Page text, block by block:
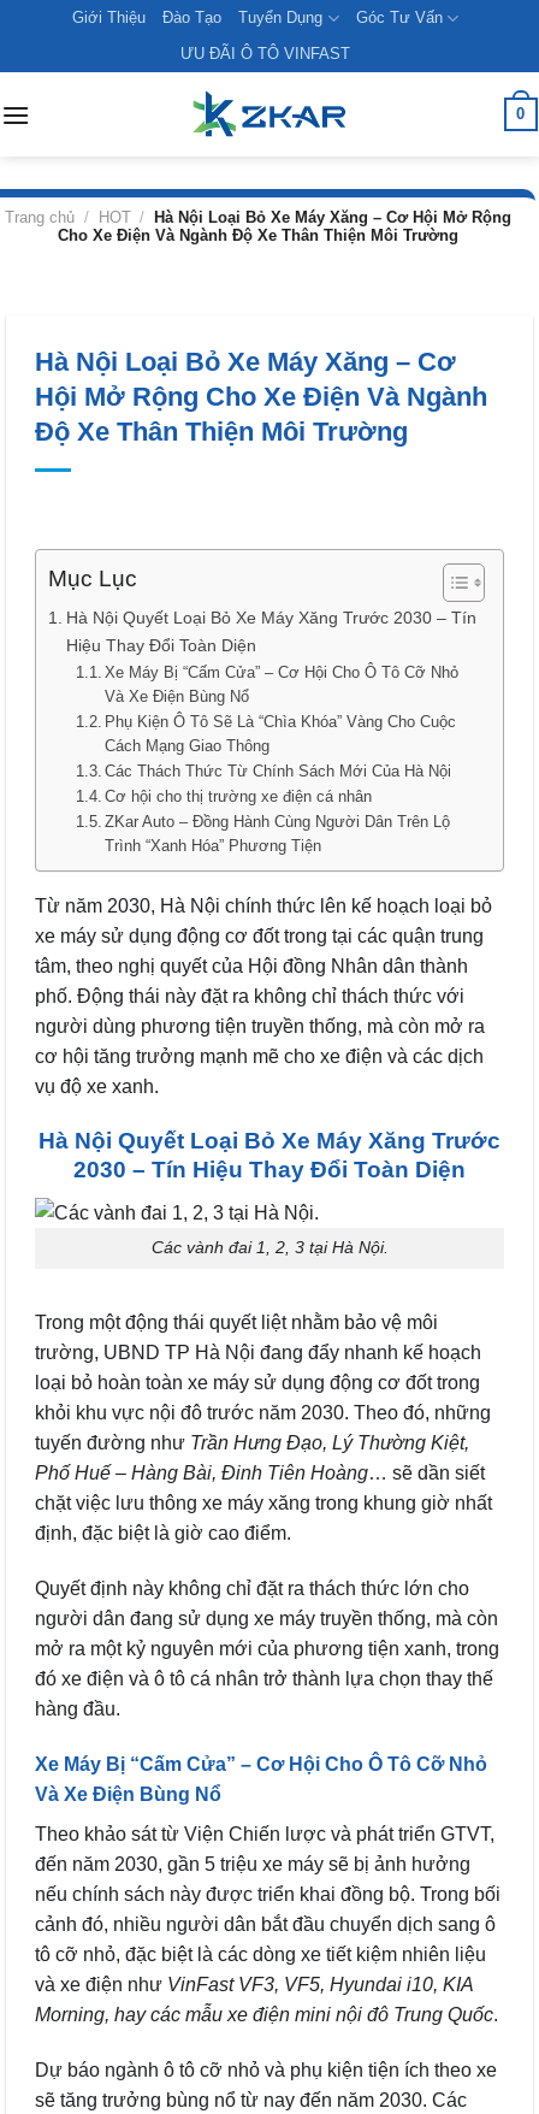
content
Giới Thiệu Đào Tạo Tuyển Dụng
Góc Tư Vấn
ƯU ĐÃI Ô TÔ VINFAST
0
Trang chủ / HOT /
Hà Nội Loại Bỏ Xe Máy Xăng – Cơ Hội Mở Rộng
Cho Xe Điện Và Ngành Độ Xe Thân Thiện Môi Trường
Hà Nội Loại Bỏ Xe Máy Xăng – Cơ
Hội Mở Rộng Cho Xe Điện Và Ngành
Độ Xe Thân Thiện Môi Trường
Mục Lục
Hà Nội Quyết Loại Bỏ Xe Máy Xăng Trước 2030 – Tín
Hiệu Thay Đổi Toàn Diện
Xe Máy Bị “Cấm Cửa” – Cơ Hội Cho Ô Tô Cỡ Nhỏ
Và Xe Điện Bùng Nổ
Phụ Kiện Ô Tô Sẽ Là “Chìa Khóa” Vàng Cho Cuộc
Cách Mạng Giao Thông
Các Thách Thức Từ Chính Sách Mới Của Hà Nội
Cơ hội cho thị trường xe điện cá nhân
ZKar Auto – Đồng Hành Cùng Người Dân Trên Lộ
Trình “Xanh Hóa” Phương Tiện
Từ năm 2030, Hà Nội chính thức lên kế hoạch loại bỏ
xe máy sử dụng động cơ đốt trong tại các quận trung
tâm, theo nghị quyết của Hội đồng Nhân dân thành
phố. Động thái này đặt ra không chỉ thách thức với
người dùng phương tiện truyền thống, mà còn mở ra
cơ hội tăng trưởng mạnh mẽ cho xe điện và các dịch
vụ độ xe xanh.
Hà Nội Quyết Loại Bỏ Xe Máy Xăng Trước
2030 – Tín Hiệu Thay Đổi Toàn Diện
Các vành đai 1, 2, 3 tại Hà Nội.
Trong một động thái quyết liệt nhằm bảo vệ môi
trường, UBND TP Hà Nội đang đẩy nhanh kế hoạch
loại bỏ hoàn toàn xe máy sử dụng động cơ đốt trong
khỏi khu vực nội đô trước năm 2030. Theo đó, những
tuyến đường như Trần Hưng Đạo, Lý Thường Kiệt,
Phố Huế – Hàng Bài, Đinh Tiên Hoàng… sẽ dần siết
chặt việc lưu thông xe máy xăng trong khung giờ nhất
định, đặc biệt là giờ cao điểm.
Quyết định này không chỉ đặt ra thách thức lớn cho
người dân đang sử dụng xe máy truyền thống, mà còn
mở ra một kỷ nguyên mới của phương tiện xanh, trong
đó xe điện và ô tô cá nhân trở thành lựa chọn thay thế
hàng đầu.
Xe Máy Bị “Cấm Cửa” – Cơ Hội Cho Ô Tô Cỡ Nhỏ
Và Xe Điện Bùng Nổ
Theo khảo sát từ Viện Chiến lược và phát triển GTVT,
đến năm 2030, gần 5 triệu xe máy sẽ bị ảnh hưởng
nếu chính sách này được triển khai đồng bộ. Trong bối
cảnh đó, nhiều người dân bắt đầu chuyển dịch sang ô
tô cỡ nhỏ, đặc biệt là các dòng xe tiết kiệm nhiên liệu
và xe điện như VinFast VF3, VF5, Hyundai i10, KIA
Morning, hay các mẫu xe điện mini nội đô Trung Quốc.
Dự báo ngành ô tô cỡ nhỏ và phụ kiện tiện ích theo xe
sẽ tăng trưởng bùng nổ từ nay đến năm 2030. Các